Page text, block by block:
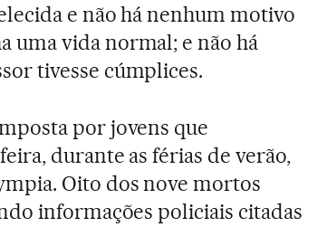
e não há nenhum motivo
uma vida normal; e não há
tivesse cúmplices.
por jovens que
durante as férias de verão,
Oito dos nove mortos
informações policiais citadas